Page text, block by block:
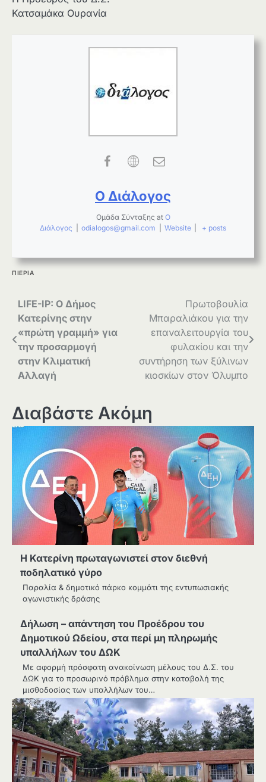
Κατσαμάκα Ουρανία
Ο Διάλογος
Ομάδα Σύνταξης at Ο
Διάλογος
odialogos@gmail.com Website + posts
ΠΙΕΡΙΑ
Πλοήγηση
άρθρων
LIFE-IP: Ο Δήμος
Κατερίνης στην
«πρώτη γραμμή» για
την προσαρμογή
στην Κλιματική
Αλλαγή
Πρωτοβουλία
Μπαραλιάκου για την
επαναλειτουργία του
φυλακίου και την
συντήρηση των ξύλινων
κιοσκίων στον Όλυμπο
Διαβάστε Ακόμη
Η Κατερίνη πρωταγωνιστεί στον διεθνή
ποδηλατικό γύρο
Παραλία & δημοτικό πάρκο κομμάτι της εντυπωσιακής
αγωνιστικής δράσης
Δήλωση – απάντηση του Προέδρου του
Δημοτικού Ωδείου, στα περί μη πληρωμής
υπαλλήλων του ΔΩΚ
Με αφορμή πρόσφατη ανακοίνωση μέλους του Δ.Σ. του
ΔΩΚ για το προσωρινό πρόβλημα στην καταβολή της
μισθοδοσίας των υπαλλήλων του…